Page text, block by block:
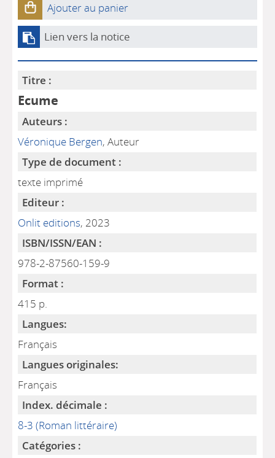
Ajouter au panier
Lien vers la notice
Titre :
Ecume
Auteurs :
Véronique Bergen, Auteur
Type de document :
texte imprimé
Editeur :
Onlit editions, 2023
ISBN/ISSN/EAN :
978-2-87560-159-9
Format :
415 p.
Langues:
Français
Langues originales:
Français
Index. décimale :
8-3 (Roman littéraire)
Catégories :